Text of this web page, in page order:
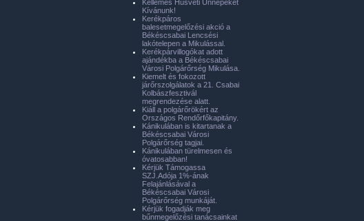
Kellemes Húsvéti Ünnepeket
Kívánunk!
Kerékpáros
balesetmegelőzési akció a
Békéscsabai Lencsési
lakótelepen a Mikulással.
Kerékpárvillogókat adott
ajándékba a Békéscsabai
Városi Polgárőrség Mikulása.
Kiemelt és fokozott
járőrszolgálatok a 21. Csabai
Kolbászfesztivál
megrendezése alatt.
Kiáll a polgárőrökért az
Országos Rendőrfőkapitány.
Kánikulában is kitartanak a
Békéscsabai Városi
Polgárőrség tagjai.
Kánikulában türelmesen és
óvatosabban!
Kérjük Támogassa
SZJ.Adója 1%-ának
Felajánlásával a
Békéscsabai Városi
Polgárőrség munkáját.
Kérjük fogadják meg
bűnmegelőzési tanácsainkat